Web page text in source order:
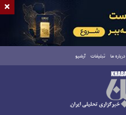
درباره ما تبلیغات آرشیو
×